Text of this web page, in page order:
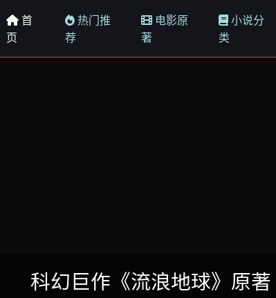
首
页
热门推
荐
电影原
著
小说分
类
科幻巨作《流浪地球》原著